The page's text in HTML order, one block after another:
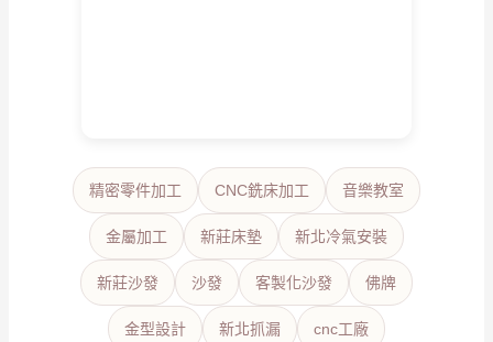
精密零件加工 CNC銑床加工 音樂教室
金屬加工 新莊床墊 新北冷氣安裝
新莊沙發 沙發 客製化沙發 佛牌
金型設計 新北抓漏 cnc工廠